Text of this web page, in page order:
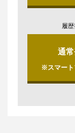
履
通
※スマート